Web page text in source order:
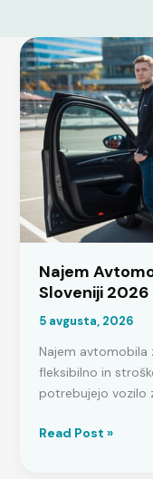
Najem
Sloveniji 2026
5 avgusta, 2026
Najem
fleksibilno in
potrebujejo vozilo
Najem
Read Post »